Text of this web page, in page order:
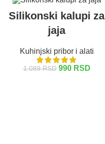
Silikonski kalupi za
jaja
Kuhinjski pribor i alati
1.089RSD 990 RSD